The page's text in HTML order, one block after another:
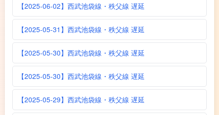
【2025-06-02】西武池袋線・秩父線 遅延
【2025-05-31】西武池袋線・秩父線 遅延
【2025-05-30】西武池袋線・秩父線 遅延
【2025-05-30】西武池袋線・秩父線 遅延
【2025-05-29】西武池袋線・秩父線 遅延